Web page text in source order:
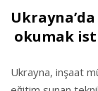
okumak
Ukrayna, inşaat